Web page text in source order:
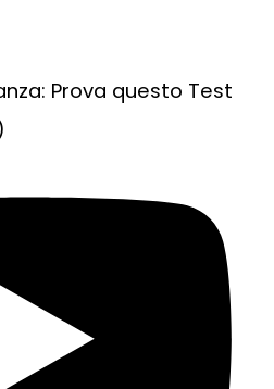
Prova questo Test